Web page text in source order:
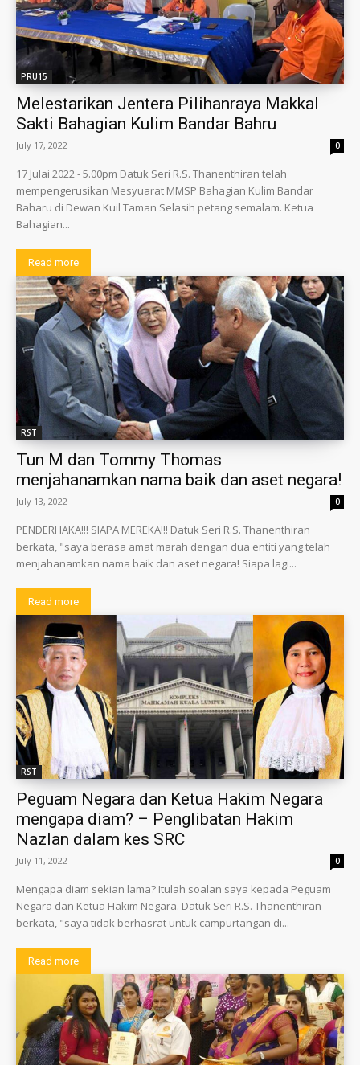
PRU15
Melestarikan Jentera Pilihanraya Makkal
Sakti Bahagian Kulim Bandar Bahru
July 17, 2022 0
17 Julai 2022 - 5.00pm Datuk Seri R.S. Thanenthiran telah
mempengerusikan Mesyuarat MMSP Bahagian Kulim Bandar
Baharu di Dewan Kuil Taman Selasih petang semalam. Ketua
Bahagian...
Read more
RST
Tun M dan Tommy Thomas
menjahanamkan nama baik dan aset negara!
July 13, 2022 0
PENDERHAKA!!! SIAPA MEREKA!!! Datuk Seri R.S. Thanenthiran
berkata, "saya berasa amat marah dengan dua entiti yang telah
menjahanamkan nama baik dan aset negara! Siapa lagi...
Read more
RST
Peguam Negara dan Ketua Hakim Negara
mengapa diam? – Penglibatan Hakim
Nazlan dalam kes SRC
July 11, 2022 0
Mengapa diam sekian lama? Itulah soalan saya kepada Peguam
Negara dan Ketua Hakim Negara. Datuk Seri R.S. Thanenthiran
berkata, "saya tidak berhasrat untuk campurtangan di...
Read more